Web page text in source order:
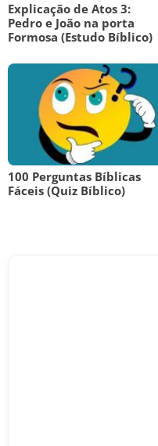
Explicação de Atos 3:
Pedro e João na porta
Formosa (Estudo Bíblico)
100 Perguntas Bíblicas
Fáceis (Quiz Bíblico)